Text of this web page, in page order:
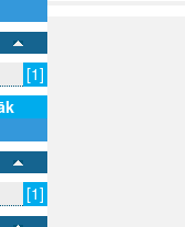
[1]
[1]